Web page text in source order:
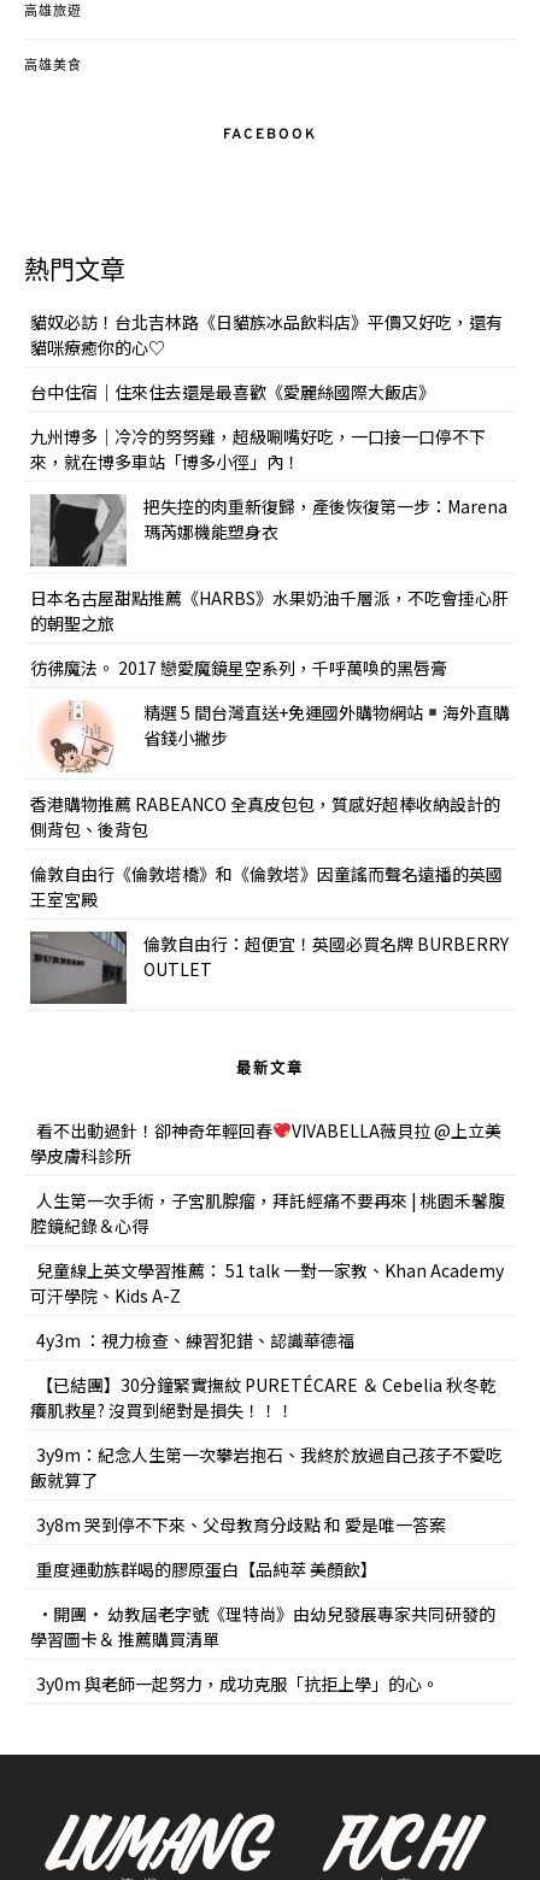
高雄旅遊
高雄美食
FACEBOOK
熱門文章
貓奴必訪！台北吉林路《日貓族冰品飲料店》平價又好吃，還有
貓咪療癒你的心♡
台中住宿｜住來住去還是最喜歡《愛麗絲國際大飯店》
九州博多｜冷冷的努努雞，超級唰嘴好吃，一口接一口停不下
來，就在博多車站「博多小徑」內！
把失控的肉重新復歸，產後恢復第一步：Marena
瑪芮娜機能塑身衣
日本名古屋甜點推薦《HARBS》水果奶油千層派，不吃會捶心肝
的朝聖之旅
彷彿魔法。 2017 戀愛魔鏡星空系列，千呼萬喚的黑唇膏
精選 5 間台灣直送+免運國外購物網站
海外直購
省錢小撇步
香港購物推薦 RABEANCO 全真皮包包，質感好超棒收納設計的
側背包、後背包
倫敦自由行《倫敦塔橋》和《倫敦塔》因童謠而聲名遠播的英國
王室宮殿
倫敦自由行：超便宜！英國必買名牌 BURBERRY
OUTLET
最新文章
看不出動過針！卻神奇年輕回春
VIVABELLA薇貝拉 @上立美
學皮膚科診所
人生第一次手術，子宮肌腺瘤，拜託經痛不要再來 | 桃園禾馨腹
腔鏡紀錄＆心得
兒童線上英文學習推薦： 51 talk 一對一家教、Khan Academy
可汗學院、Kids A-Z
4y3m ：視力檢查、練習犯錯、認識華德福
【已結團】30分鐘緊實撫紋 PURETÉCARE ＆ Cebelia 秋冬乾
癢肌救星? 沒買到絕對是損失！！！
3y9m：紀念人生第一次攀岩抱石、我終於放過自己孩子不愛吃
飯就算了
3y8m 哭到停不下來、父母教育分歧點 和 愛是唯一答案
重度運動族群喝的膠原蛋白【品純萃 美顏飲】
•開團• 幼教屆老字號《理特尚》由幼兒發展專家共同研發的
學習圖卡＆ 推薦購買清單
3y0m 與老師一起努力，成功克服「抗拒上學」的心。